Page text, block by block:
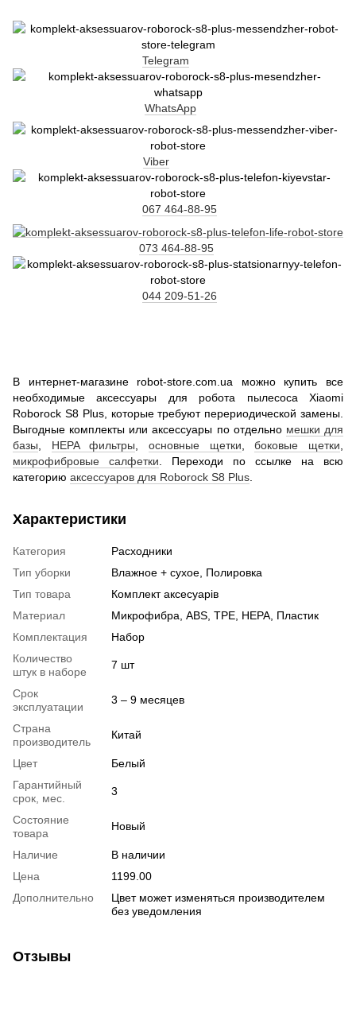
Telegram
WhatsApp
Viber
067 464-88-95
073 464-88-95
044 209-51-26
В интернет-магазине robot-store.com.ua можно купить все
необходимые аксессуары для робота пылесоса Xiaomi
Roborock S8 Plus, которые требуют перериодической замены.
Выгодные комплекты или аксессуары по отдельно мешки для
базы
HEPA фильтры ,основные щетки ,боковые щетки
микрофибровые салфетки . Переходи по ссылке на всю
категорию аксессуаров для Roborock S8 Plus
Характеристики
Категория
Расходники
Тип уборки
Влажное + сухое, Полировка
Тип товара
Комплект аксесуарів
Материал
Микрофибра, ABS, TPE, HEPA, Пластик
Комплектация
Набор
Количество
штук в наборе
7 шт
Срок
эксплуатации
3 – 9 месяцев
Страна
производитель
Китай
Цвет
Белый
Гарантийный
срок, мес.
3
Состояние
товара
Новый
Наличие
В наличии
Цена
1199.00
Дополнительно
Цвет может изменяться производителем
без уведомления
Отзывы